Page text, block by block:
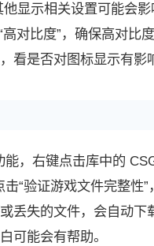
显示相关设置可能会
对比度”，确保高对比
看是否对图标显示有影
，右键点击库中的
“验证游戏文件完整性”
丢失的文件，会自动下
可能会有帮助。